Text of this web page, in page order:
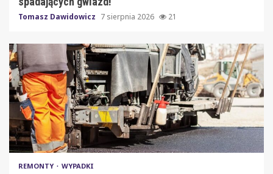
Tomasz Dawidowicz 7 sierpnia 2026 21
REMONTY WYPADKI